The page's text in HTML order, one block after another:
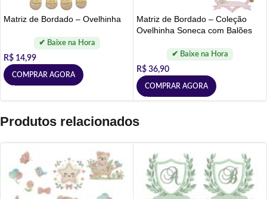
Matriz de Bordado – Ovelhinha
R$ 14,99
COMPRAR AGORA
Matriz de Bordado – Coleção
Ovelhinha Soneca com Balões
R$ 36,90
COMPRAR AGORA
Produtos relacionados